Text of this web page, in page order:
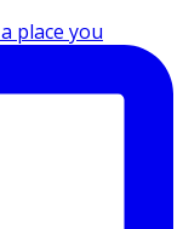
place you